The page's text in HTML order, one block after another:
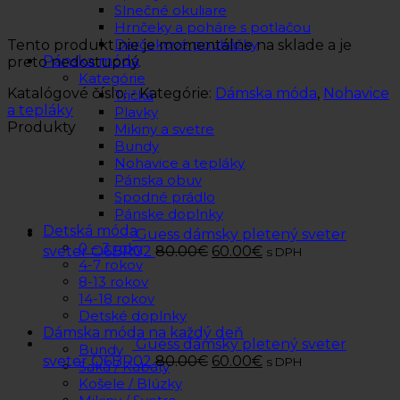
Slnečné okuliare
Hrnčeky a poháre s potlačou
Darčekové poukážky
Pánska móda
Kategórie
Tričká
Plavky
Mikiny a svetre
Bundy
Nohavice a tepláky
Pánska obuv
Spodné prádlo
Pánske doplnky
Detská móda
0 – 3 roky
4-7 rokov
8-13 rokov
14-18 rokov
Detské doplnky
Dámska móda na každý deň
Bundy
Saká / Kabáty
Košele / Blúzky
Tento produkt nie je momentálne na sklade a je
preto nedostupný.
Katalógové číslo:- Kategórie: Dámska móda, Nohavice
a tepláky
Produkty
Guess dámsky pletený sveter
sveter O6BR02 80.00€ 60.00€ s DPH
Guess dámsky pletený sveter
sveter O6BR02 80.00€ 60.00€ s DPH